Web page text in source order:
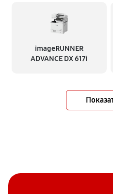
imageRUNNER
ADVANCE DX 617i